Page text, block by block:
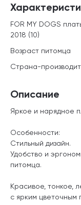
Описание
Яркое и нарядное
Особенности:
Стильный дизайн.
Удобство и
питомца.
Красивое, тонкое,
с ярким цветочным
FOR MY DOGS
2018 (10)
Возраст питомца
Страна-